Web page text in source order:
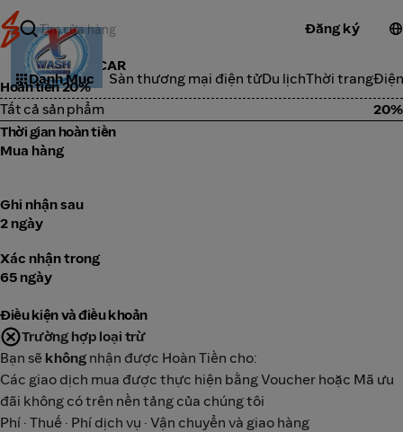
Đăng ký
Danh Mục Sàn thương mại điện tửDu lịchThời trang
XWASH FOR CAR
Hoàn tiền 20%
Tất cả sản phẩm
20%
Thời gian hoàn tiền
Mua hàng
Ghi nhận sau
2 ngày
Xác nhận trong
65 ngày
Điều kiện và điều khoản
Trường hợp loại trừ
Bạn sẽ không nhận được Hoàn Tiền cho:
Các giao dịch mua được thực hiện bằng Voucher hoặc Mã ưu
đãi không có trên nền tảng của chúng tôi
Phí · Thuế · Phí dịch vụ · Vận chuyển và giao hàng